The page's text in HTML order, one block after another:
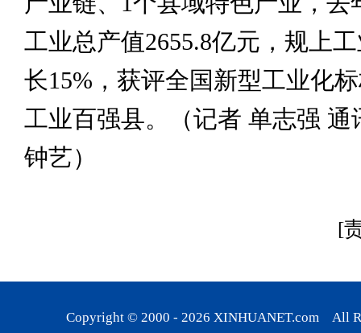
工业总产值2655.8亿元，规上
长15%，获评全国新型工业化
工业百强县。（记者 单志强 通
钟艺）
[
Copyright © 2000 - 2026 XINHUANET.com All